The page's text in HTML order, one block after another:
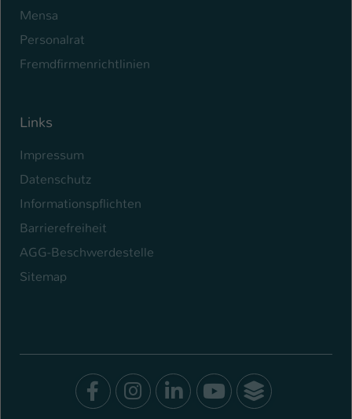
Mensa
Personalrat
Fremdfirmenrichtlinien
Links
Impressum
Datenschutz
Informationspflichten
Barrierefreiheit
AGG-Beschwerdestelle
Sitemap
Facebook
Instagram
LinkedIn
Youtube